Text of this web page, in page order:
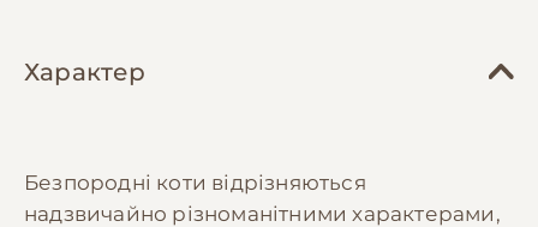
Характер
Безпородні коти відрізняються
надзвичайно різноманітними характерами,